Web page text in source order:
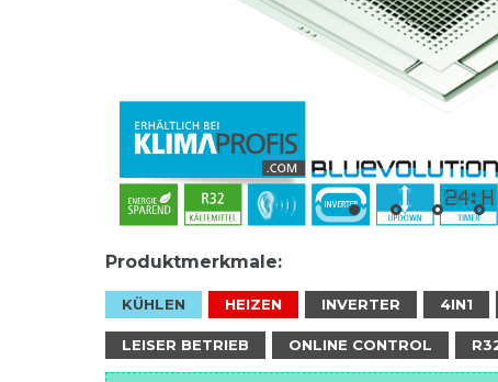
Produktmerkmale:
KÜHLEN HEIZEN INVERTER 4IN1
LEISER BETRIEB ONLINE CONTROL